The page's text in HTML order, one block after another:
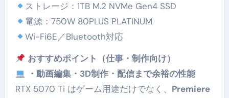
ストレージ：1TB M.2 NVMe Gen4 SSD
電源：750W 80PLUS PLATINUM
Wi-Fi6E／Bluetooth対応
おすすめポイント（仕事・制作向け）
・動画編集・3D制作・配信まで余裕の性能
RTX 5070 Ti はゲーム用途だけでなく、 Premiere